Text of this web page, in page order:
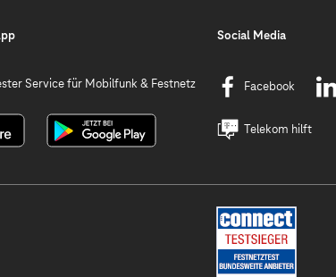
Service für Mobilfunk & Festnetz
Social Media
Facebook
Telekom hilft